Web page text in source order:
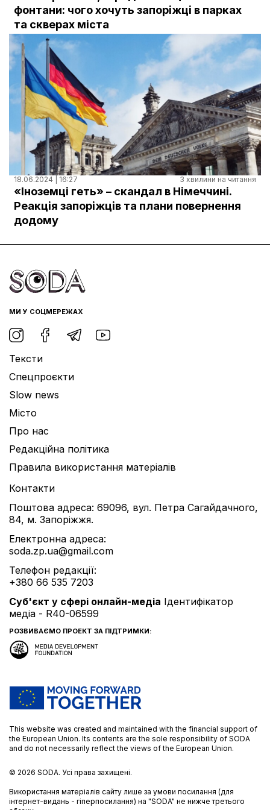
Документи
фонтани: чого хочуть запоріжці в парках
та скверах міста
18.06.2024 | 16:27 3 хвилини на читання
«Іноземці геть» – скандал в Німеччині.
Реакція запоріжців та плани повернення
додому
МИ У СОЦМЕРЕЖАХ
Тексти
Спецпроєкти
Slow news
Місто
Про нас
Редакційна політика
Правила використання матеріалів
Контакти
Поштова адреса: 69096, вул. Петра Сагайдачного,
84, м. Запоріжжя.
Електронна адреса:
soda.zp.ua@gmail.com
Телефон редакції:
+380 66 535 7203
Cуб'єкт у сфері онлайн-медіа Ідентифікатор
медіа - R40-06599
РОЗВИВАЄМО ПРОЕКТ ЗА ПІДТРИМКИ:
This website was created and maintained with the financial support of
the European Union. Its contents are the sole responsibility of SODA
and do not necessarily reflect the views of the European Union.
© 2026 SODA. Усі права захищені.
Використання матеріалів сайту лише за умови посилання (для
інтернет-видань - гіперпосилання) на "SODA" не нижче третього